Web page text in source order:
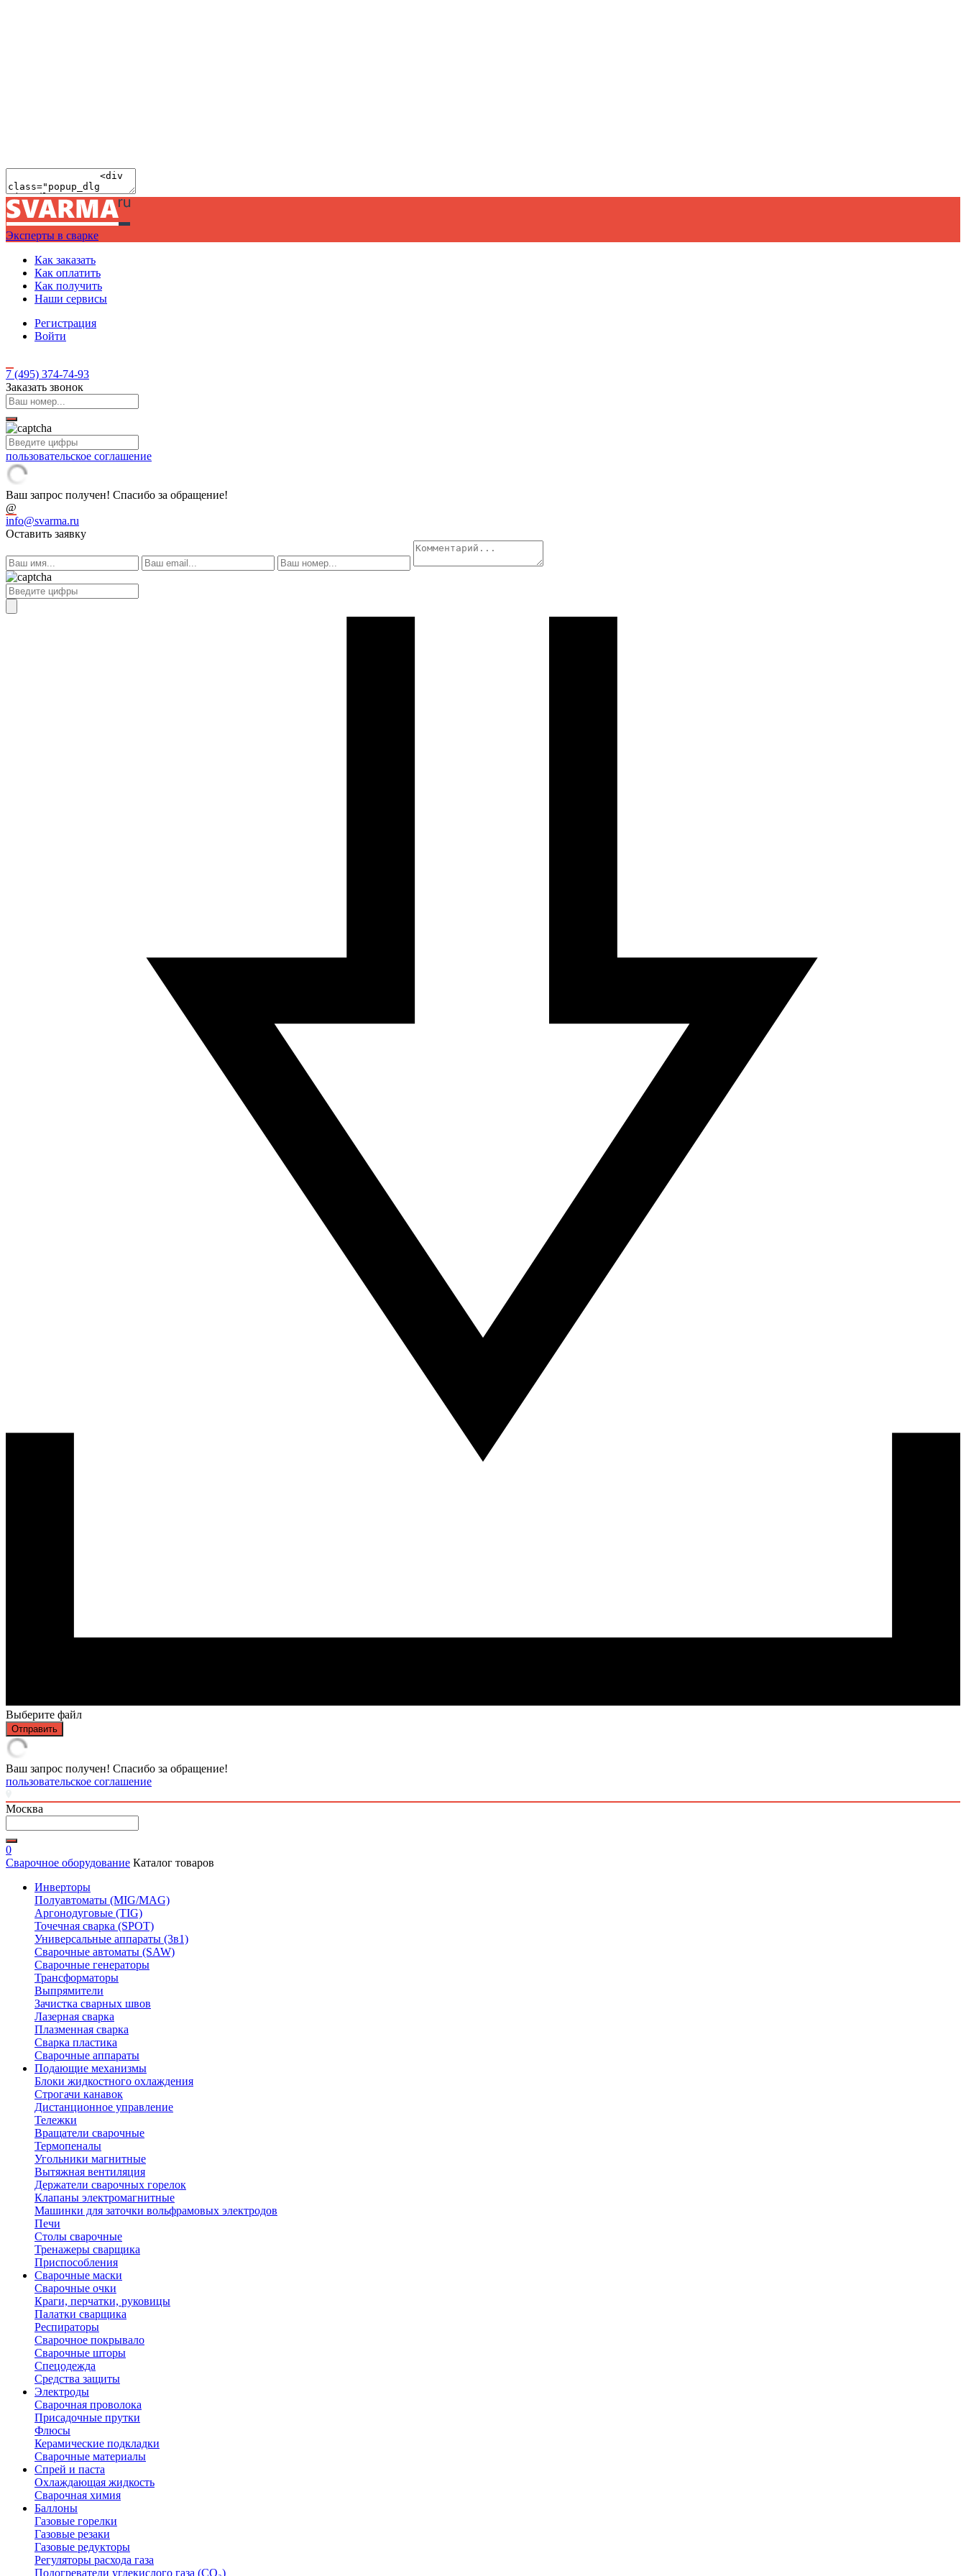
Эксперты в сварке
Как заказать
Как оплатить
Как получить
Наши сервисы
Регистрация
Войти
7 (495) 374-74-93
Заказать звонок
пользовательское соглашение
Ваш запрос получен! Спасибо за обращение!
@
info@svarma.ru
Оставить заявку
Выберите файл
Отправить
Ваш запрос получен! Спасибо за обращение!
пользовательское соглашение
Москва
0
Сварочное оборудование Каталог товаров
Инверторы
Полуавтоматы (MIG/MAG)
Аргонодуговые (TIG)
Точечная сварка (SPOT)
Универсальные аппараты (3в1)
Сварочные автоматы (SAW)
Сварочные генераторы
Трансформаторы
Выпрямители
Зачистка сварных швов
Лазерная сварка
Плазменная сварка
Сварка пластика
Сварочные аппараты
Подающие механизмы
Блоки жидкостного охлаждения
Строгачи канавок
Дистанционное управление
Тележки
Вращатели сварочные
Термопеналы
Угольники магнитные
Вытяжная вентиляция
Держатели сварочных горелок
Клапаны электромагнитные
Машинки для заточки вольфрамовых электродов
Печи
Столы сварочные
Тренажеры сварщика
Приспособления
Сварочные маски
Сварочные очки
Краги, перчатки, руковицы
Палатки сварщика
Респираторы
Сварочное покрывало
Сварочные шторы
Спецодежда
Средства защиты
Электроды
Сварочная проволока
Присадочные прутки
Флюсы
Керамические подкладки
Сварочные материалы
Спрей и паста
Охлаждающая жидкость
Сварочная химия
Баллоны
Газовые горелки
Газовые резаки
Газовые редукторы
Регуляторы расхода газа
Подогреватели углекислого газа (CO₂)